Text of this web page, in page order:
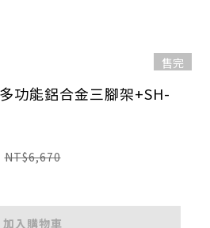
售完
功能鋁合金三腳架+SH-
NT$6,670
加入購物車